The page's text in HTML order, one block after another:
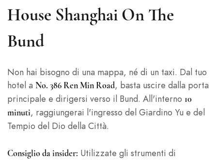
House Shanghai On The
Bund
Non hai bisogno di una mappa, né di un taxi. Dal tuo
hotel a No. 386 Ren Min Road, basta uscire dalla porta
principale e dirigersi verso il Bund. All'interno 10
minuti, raggiungerai l'ingresso del Giardino Yu e del
Tempio del Dio della Città.
Consiglio da insider: Utilizzate gli strumenti di